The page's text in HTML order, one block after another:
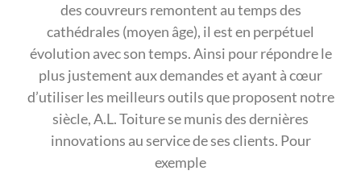
des couvreurs remontent au temps des
cathédrales (moyen âge), il est en perpétuel
évolution avec son temps. Ainsi pour répondre le
plus justement aux demandes et ayant à cœur
d’utiliser les meilleurs outils que proposent notre
siècle, A.L. Toiture se munis des dernières
innovations au service de ses clients. Pour
exemple